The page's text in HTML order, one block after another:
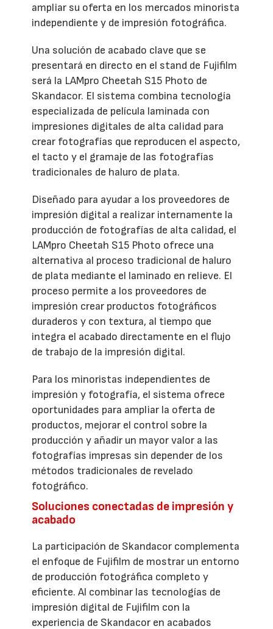
ampliar su oferta en los mercados minorista
independiente y de impresión fotográfica.
Una solución de acabado clave que se
presentará en directo en el stand de Fujifilm
será la LAMpro Cheetah S15 Photo de
Skandacor. El sistema combina tecnología
especializada de película laminada con
impresiones digitales de alta calidad para
crear fotografías que reproducen el aspecto,
el tacto y el gramaje de las fotografías
tradicionales de haluro de plata.
Diseñado para ayudar a los proveedores de
impresión digital a realizar internamente la
producción de fotografías de alta calidad, el
LAMpro Cheetah S15 Photo ofrece una
alternativa al proceso tradicional de haluro
de plata mediante el laminado en relieve. El
proceso permite a los proveedores de
impresión crear productos fotográficos
duraderos y con textura, al tiempo que
integra el acabado directamente en el flujo
de trabajo de la impresión digital.
Para los minoristas independientes de
impresión y fotografía, el sistema ofrece
oportunidades para ampliar la oferta de
productos, mejorar el control sobre la
producción y añadir un mayor valor a las
fotografías impresas sin depender de los
métodos tradicionales de revelado
fotográfico.
Soluciones conectadas de impresión y
acabado
La participación de Skandacor complementa
el enfoque de Fujifilm de mostrar un entorno
de producción fotográfica completo y
eficiente. Al combinar las tecnologías de
impresión digital de Fujifilm con la
experiencia de Skandacor en acabados